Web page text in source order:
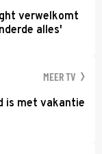
verwelkomt
alles'
MEER TV
is met vakantie